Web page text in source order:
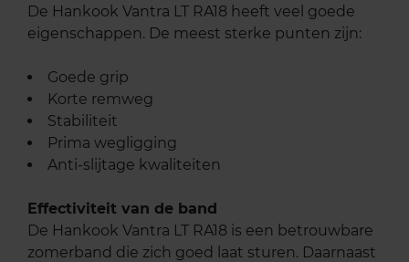
De Hankook Vantra LT RA18 heeft veel goede
eigenschappen. De meest sterke punten zijn:
Goede grip
Korte remweg
Stabiliteit
Prima wegligging
Anti-slijtage kwaliteiten
Effectiviteit van de band
De Hankook Vantra LT RA18 is een betrouwbare
zomerband die zich goed laat sturen. Daarnaast